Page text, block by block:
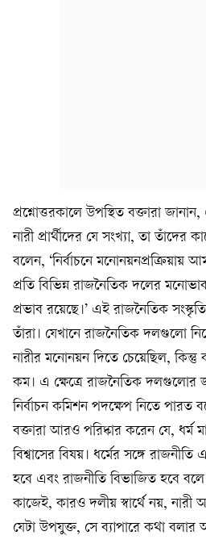
প্রশ্নোত্তরকালে উপস্থিত বক্তারা
নারী প্রার্থীদের যে সংখ্যা, তা তাঁদের
বলেন, ‘নির্বাচনে মনোনয়নপ্রক্রিয়ায়
প্রতি বিভিন্ন রাজনৈতিক দলের
প্রভাব রয়েছে।’ এই রাজনৈতিক
তাঁরা। যেখানে রাজনৈতিক দলগুলো
নারীর মনোনয়ন দিতে চেয়েছিল, কিন্তু
কম। এ ক্ষেত্রে রাজনৈতিক দলগুলোর
নির্বাচন কমিশন পদক্ষেপ নিতে পারত
বক্তারা আরও পরিষ্কার করেন যে, ধর্ম
বিশ্বাসের বিষয়। ধর্মের সঙ্গে
হবে এবং রাজনীতি বিভাজিত হবে বলে
কাজেই, কারও দলীয় স্বার্থে নয়, নারী
যেটা উপযুক্ত, সে ব্যাপারে কথা বলার